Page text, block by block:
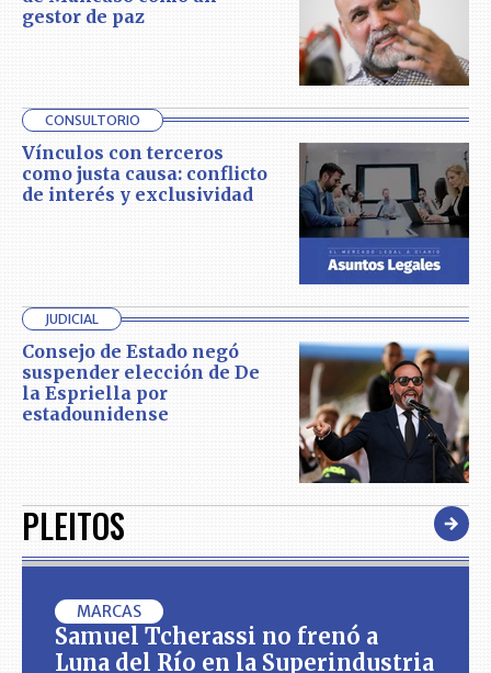
gestor de paz
CONSULTORIO
Vínculos con terceros
como justa causa: conflicto
de interés y exclusividad
JUDICIAL
Consejo de Estado negó
suspender elección de De
la Espriella por
estadounidense
PLEITOS
MARCAS
Samuel Tcherassi no frenó a
Luna del Río en la Superindustria